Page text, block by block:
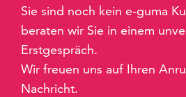
Sie sind noch kein e-guma
beraten wir Sie in einem
Erstgespräch.
Wir freuen uns auf Ihren
Nachricht.